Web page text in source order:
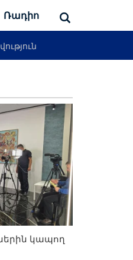
Ռադիո
կապող